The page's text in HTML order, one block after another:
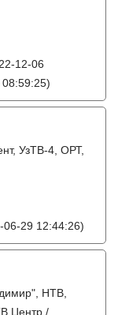
12-06
УзТВ-4, ОРТ,
06-29 12:44:26)
НТВ,
Центр /